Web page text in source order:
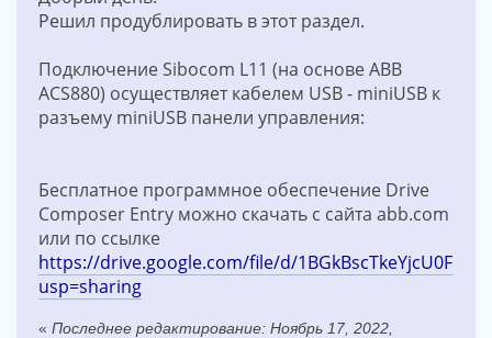
Решил продублировать в этот раздел.
Подключение Sibocom L11 (на основе ABB
ACS880) осуществляет кабелем USB - miniUSB к
разъему miniUSB панели управления:
Бесплатное программное обеспечение Drive
Composer Entry можно скачать с сайта abb.com
или по ссылке
https://drive.google.com/file/d/
usp=sharing
« Последнее редактирование: Ноябрь 17, 2022,